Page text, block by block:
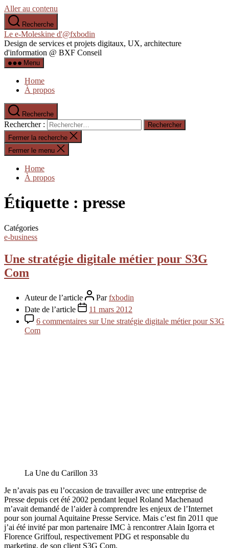
Aller au contenu
Recherche
Le e-Moleskine d'@fxbodin
Design de services et projets digitaux, UX, architecture
d'information @ BXF Conseil
Menu
Home
À propos
Recherche
Rechercher :
Fermer la recherche
Fermer le menu
Home
À propos
Étiquette : presse
Catégories
e-business
Une stratégie digitale métier pour S3G
Com
Auteur de l’article Parfxbodin
Date de l’article
11 mars 2012
6 commentaires sur Une stratégie digitale métier pour S3G
Com
La Une du Carillon 33
Je n’avais pas eu l’occasion de travailler avec une entreprise de
Presse depuis cet été 2002 pendant lequel Roland Machenaud
m’avait demandé de l’aider à comprendre les enjeux de l’Internet
pour son journal Aquitaine Presse Service. Mais c’est fin 2011 que
j’ai été invité par mon partenaire IMC à rencontrer Alain Igorra et
Florence Griffoul, respectivement PDG et responsable du
marketing, de son client S3G Com.